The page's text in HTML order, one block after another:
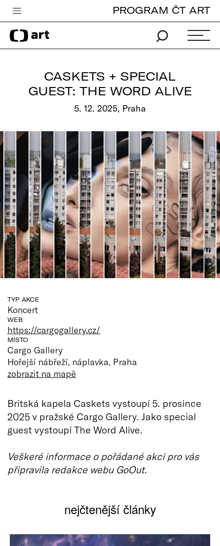
Česká televize
Zpravodajství
iVysílání
Vše o ČT
PROGRAM ČT ART
CASKETS + SPECIAL
GUEST: THE WORD ALIVE
5. 12. 2025, Praha
TYP AKCE
Koncert
WEB
https://cargogallery.cz/
MÍSTO
Cargo Gallery
Hořejší nábřeží, náplavka, Praha
zobrazit na mapě
Britská kapela Caskets vystoupí 5. prosince
2025 v pražské Cargo Gallery. Jako special
guest vystoupí The Word Alive.
Veškeré informace o pořádané akci pro vás
připravila redakce webu GoOut.
nejčtenější články